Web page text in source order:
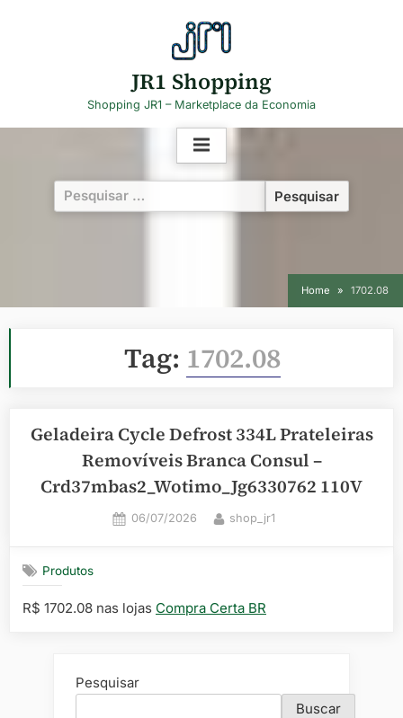
JR1 Shopping
Shopping JR1 – Marketplace da Economia
Pesquisar
por:
Home 1702.08
Tag: 1702.08
Geladeira Cycle Defrost 334L Prateleiras
Removíveis Branca Consul –
Crd37mbas2_Wotimo_Jg6330762 110V
Posted
06/07/2026 By
shop_jr1
Produtos
R$ 1702.08 nas lojas Compra Certa BR
Pesquisar
Buscar